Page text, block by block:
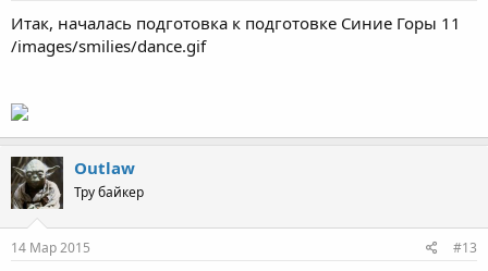
Итак, началась подготовка к подготовке Синие Горы 11
/images/smilies/dance.gif
Outlaw
Тру байкер
14 Мар 2015 #13